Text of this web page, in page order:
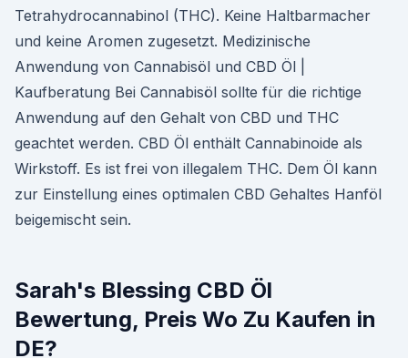
Tetrahydrocannabinol (THC). Keine Haltbarmacher
und keine Aromen zugesetzt. Medizinische
Anwendung von Cannabisöl und CBD Öl |
Kaufberatung Bei Cannabisöl sollte für die richtige
Anwendung auf den Gehalt von CBD und THC
geachtet werden. CBD Öl enthält Cannabinoide als
Wirkstoff. Es ist frei von illegalem THC. Dem Öl kann
zur Einstellung eines optimalen CBD Gehaltes Hanföl
beigemischt sein.
Sarah's Blessing CBD Öl
Bewertung, Preis Wo Zu Kaufen in
DE?